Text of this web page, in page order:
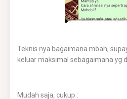
Teknis nya bagaimana mbah,
keluar maksimal sebagaimana yg
Mudah saja, cukup :